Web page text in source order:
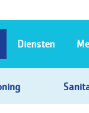
Diensten